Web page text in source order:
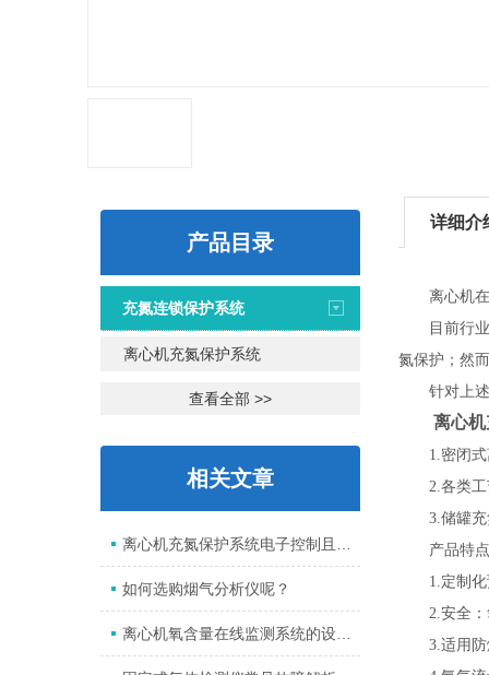
产品目录
充氮连锁保护系统
离心机充氮保护系统
查看全部 >>
相关文章
如何选购烟气分析仪呢？
离心机氧含量在线监测系统的设计与应用
详细介
离心机在
目前行业
氮保护；然
针对上述
离心机
1.密闭式
2.各类工
3.储罐充
产品特点
1.定制化预
2.安全：氧
3.适用防爆